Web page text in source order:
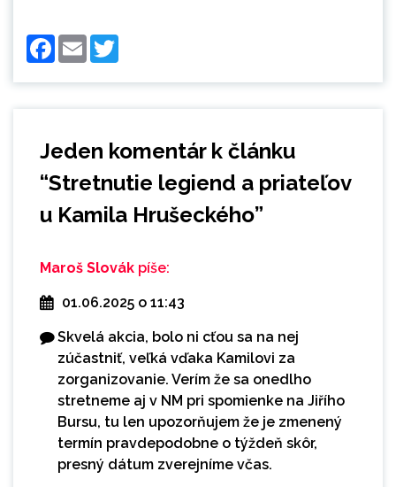
Facebook
Email
Jeden komentár k článku
“Stretnutie legiend a priateľov
u Kamila Hrušeckého”
Maroš Slovák píše:
01.06.2025 o 11:43
Skvelá akcia, bolo ni cťou sa na nej
zúčastniť, veľká vďaka Kamilovi za
zorganizovanie. Verím že sa onedlho
stretneme aj v NM pri spomienke na Jiřího
Bursu, tu len upozorňujem že je zmenený
termín pravdepodobne o týždeň skôr,
presný dátum zverejníme včas.